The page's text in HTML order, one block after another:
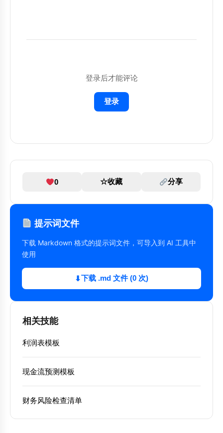
4. 预测可能的结果
登录后才能评论
登录
0 ☆收藏 分享
提示词文件
下载 Markdown 格式的提示词文件，可导入到 AI 工具中
使用
⬇下载 .md 文件 (0 次)
相关技能
利润表模板
现金流预测模板
财务风险检查清单